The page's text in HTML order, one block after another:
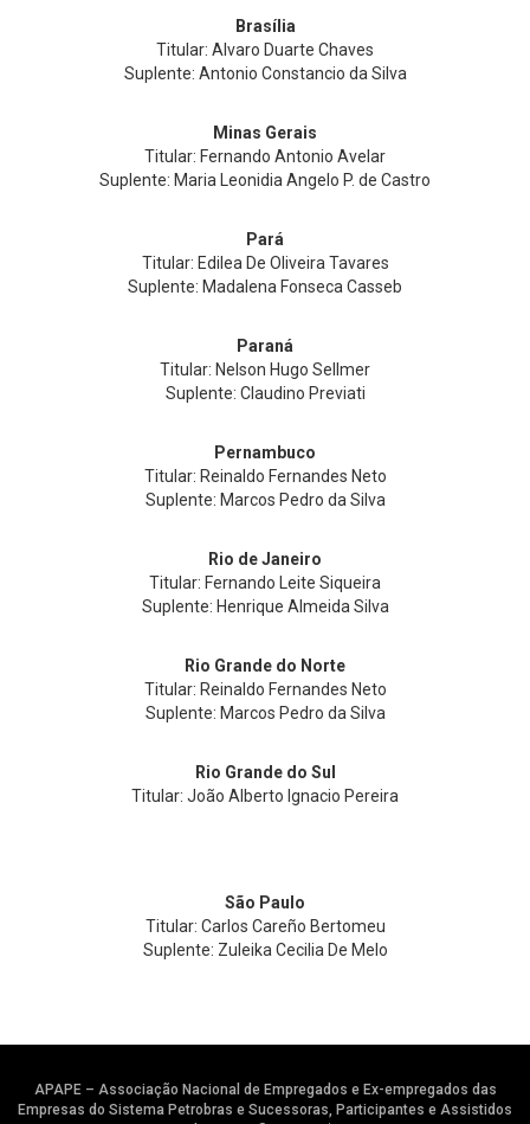
Brasília
Titular: Alvaro Duarte Chaves
Suplente: Antonio Constancio da Silva
Minas Gerais
Titular: Fernando Antonio Avelar
Suplente: Maria Leonidia Angelo P. de Castro
Pará
Titular: Edilea De Oliveira Tavares
Suplente: Madalena Fonseca Casseb
Paraná
Titular: Nelson Hugo Sellmer
Suplente: Claudino Previati
Pernambuco
Titular: Reinaldo Fernandes Neto
Suplente: Marcos Pedro da Silva
Rio de Janeiro
Titular: Fernando Leite Siqueira
Suplente: Henrique Almeida Silva
Rio Grande do Norte
Titular: Reinaldo Fernandes Neto
Suplente: Marcos Pedro da Silva
Rio Grande do Sul
Titular: João Alberto Ignacio Pereira
São Paulo
Titular: Carlos Careño Bertomeu
Suplente: Zuleika Cecilia De Melo
APAPE – Associação Nacional de Empregados e Ex-empregados das
Empresas do Sistema Petrobras e Sucessoras, Participantes e Assistidos